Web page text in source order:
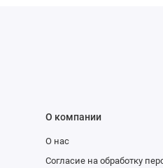
О компании
О нас
Согласие на обработку